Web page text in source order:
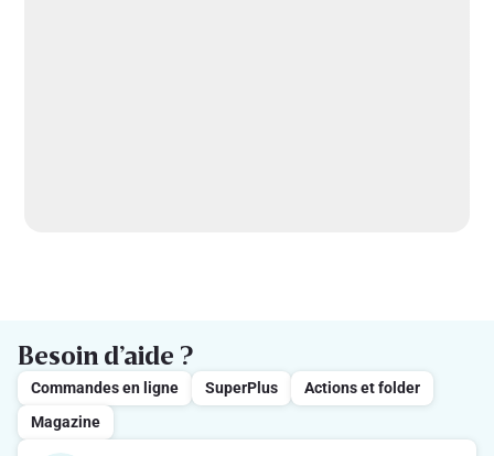
Besoin d’aide ?
Commandes en ligne SuperPlus
Actions et folder
Magazine